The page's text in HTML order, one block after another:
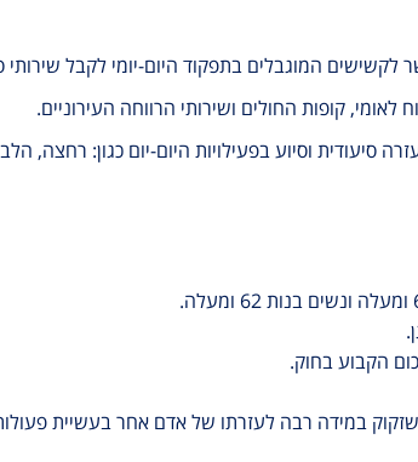
המוגבלים בתפקוד היום-יומי לקבל שירותי
סיעודית וסיוע בפעילויות היום-יום כגון: רחצה,
הקבוע בחוק.
במידה רבה לעזרתו של אדם אחר בעשיית פעולות